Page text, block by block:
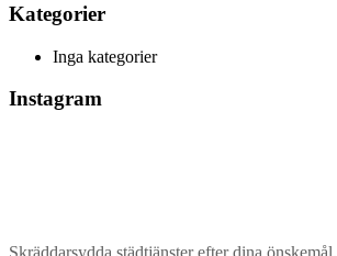
Kategorier
Inga kategorier
Instagram
Skräddarsydda städtjänster efter dina önskemål.